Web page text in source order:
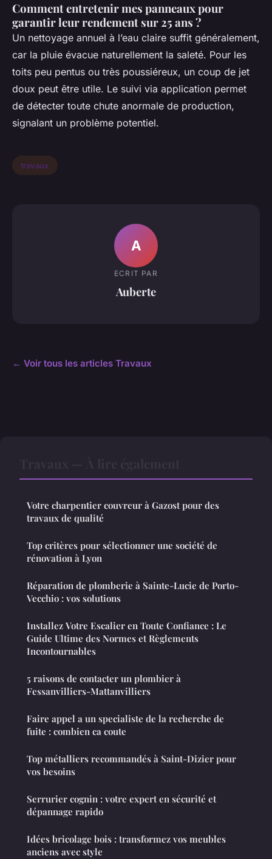
Comment entretenir mes panneaux pour
garantir leur rendement sur 25 ans ?
Un nettoyage annuel à l’eau claire suffit généralement,
car la pluie évacue naturellement la saleté. Pour les
toits peu pentus ou très poussiéreux, un coup de jet
doux peut être utile. Le suivi via application permet
de détecter toute chute anormale de production,
signalant un problème potentiel.
travaux
A
ECRIT PAR
Auberte
← Voir tous les articles Travaux
Votre charpentier couvreur à Gazost pour des
travaux de qualité
Top critères pour sélectionner une société de
rénovation à Lyon
Réparation de plomberie à Sainte-Lucie de Porto-
Vecchio : vos solutions
Installez Votre Escalier en Toute Confiance : Le
Guide Ultime des Normes et Règlements
Incontournables
5 raisons de contacter un plombier à
Fessanvilliers-Mattanvilliers
Faire appel a un specialiste de la recherche de
fuite : combien ca coute
Top métalliers recommandés à Saint-Dizier pour
vos besoins
Serrurier cognin : votre expert en sécurité et
dépannage rapido
Idées bricolage bois : transformez vos meubles
anciens avec style